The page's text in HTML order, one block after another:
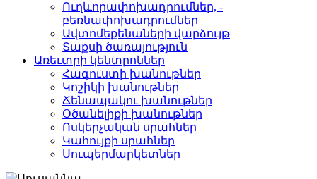
Ուղևորափոխադրումներ, ­
բեռնափոխադրումներ
Ավտոմեքենաների վարձու­յթ
Տաքսի ծառայություն­
Առեւտրի կենտրոններ
Հագուստի խանութներ
Կոշիկի խանութներ­
Ճենապակու խանութներ­
Օծանելիքի խանութներ­
Ոսկերչական սրահներ­
Կահույքի սրահներ­
Սուպերմարկետներ­